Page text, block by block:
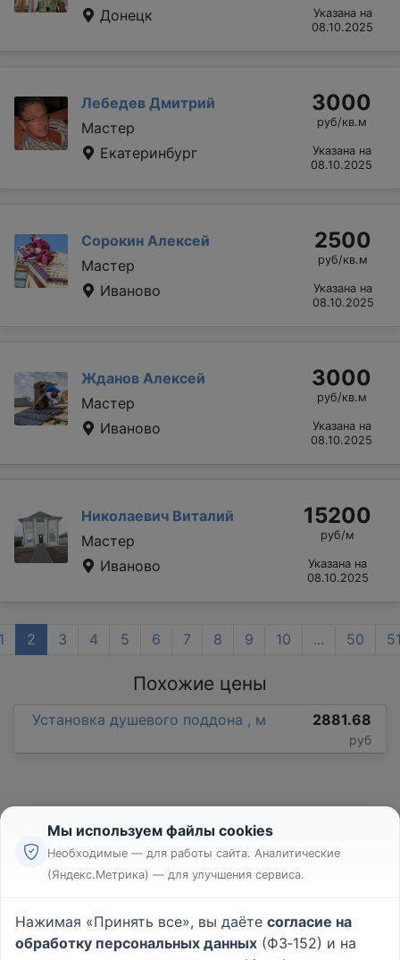
Донецк
Указана на
08.10.2025
Лебедев Дмитрий
Мастер
Екатеринбург
3000
руб/кв.м
Указана на
08.10.2025
Сорокин Алексей
Мастер
Иваново
2500
руб/кв.м
Указана на
08.10.2025
Жданов Алексей
Мастер
Иваново
3000
руб/кв.м
Указана на
08.10.2025
Николаевич Виталий
Мастер
Иваново
15200
руб/м
Указана на
08.10.2025
2 3 4 5 6 7 8 9 10 ... 50
Похожие цены
Установка душевого поддона , м 2881.68
руб
Реклама
Пользовательское соглашение
Политика конфиденциальности
Мы используем файлы cookies
Необходимые — для работы сайта. Аналитические
(Яндекс.Метрика) — для улучшения сервиса.
Нажимая «Принять все», вы даёте согласие на
обработку персональных данных (ФЗ‑152) и на